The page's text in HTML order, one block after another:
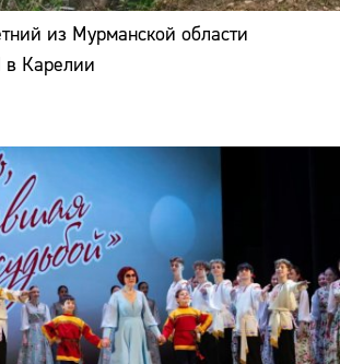
из Мурманской области
в Карелии